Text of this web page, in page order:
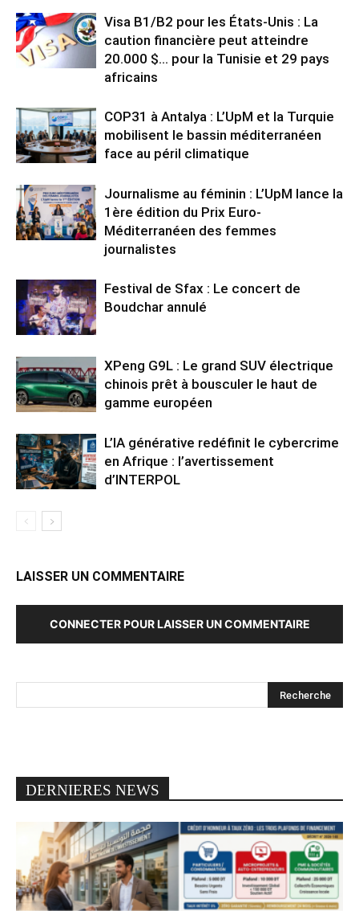
Visa B1/B2 pour les États-Unis : La
caution financière peut atteindre
20.000 $… pour la Tunisie et 29 pays
africains
COP31 à Antalya : L’UpM et la Turquie
mobilisent le bassin méditerranéen
face au péril climatique
Journalisme au féminin : L’UpM lance la
1ère édition du Prix Euro-
Méditerranéen des femmes
journalistes
Festival de Sfax : Le concert de
Boudchar annulé
XPeng G9L : Le grand SUV électrique
chinois prêt à bousculer le haut de
gamme européen
L’IA générative redéfinit le cybercrime
en Afrique : l’avertissement
d’INTERPOL
LAISSER UN COMMENTAIRE
CONNECTER POUR LAISSER UN COMMENTAIRE
DERNIERES NEWS